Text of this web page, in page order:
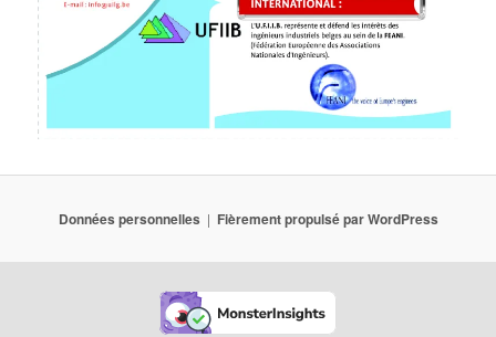
Données personnelles Fièrement propulsé par WordPress